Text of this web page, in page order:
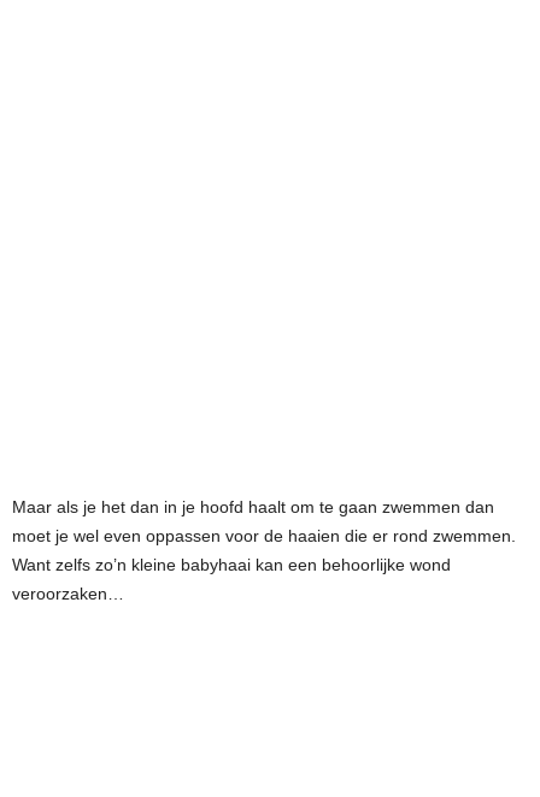
Maar als je het dan in je hoofd haalt om te gaan zwemmen dan
moet je wel even oppassen voor de haaien die er rond zwemmen.
Want zelfs zo’n kleine babyhaai kan een behoorlijke wond
veroorzaken…